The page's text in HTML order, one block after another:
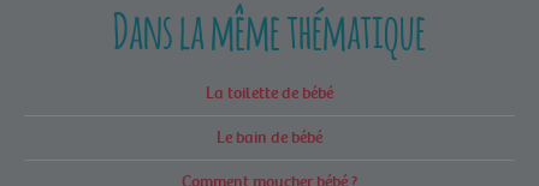
Dans la même thématique
La toilette de bébé
Le bain de bébé